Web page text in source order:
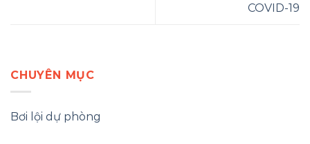
COVID-19
CHUYÊN MỤC
Bơi lội dự phòng